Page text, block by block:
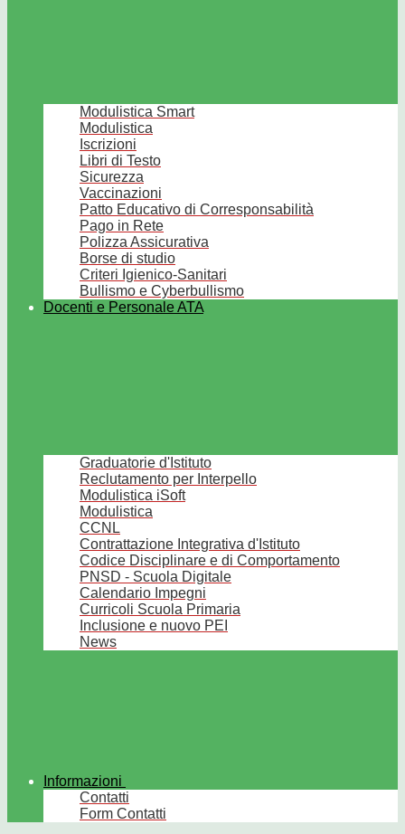
Modulistica Smart
Modulistica
Iscrizioni
Libri di Testo
Sicurezza
Vaccinazioni
Patto Educativo di Corresponsabilità
Pago in Rete
Polizza Assicurativa
Borse di studio
Criteri Igienico-Sanitari
Bullismo e Cyberbullismo
Docenti e Personale ATA
Graduatorie d'Istituto
Reclutamento per Interpello
Modulistica iSoft
Modulistica
CCNL
Contrattazione Integrativa d'Istituto
Codice Disciplinare e di Comportamento
PNSD - Scuola Digitale
Calendario Impegni
Curricoli Scuola Primaria
Inclusione e nuovo PEI
News
Informazioni
Contatti
Form Contatti